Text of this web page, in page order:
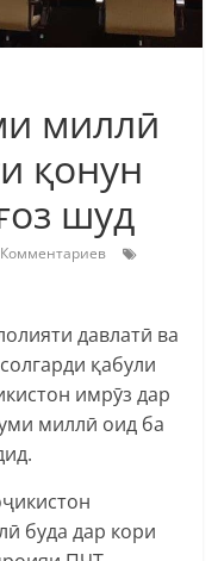
миллӣ
қонун
шуд
давлатӣ ва
қабули
имрӯз дар
миллӣ оид ба
буда дар кори